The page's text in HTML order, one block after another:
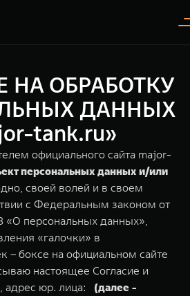
Модели
TANK 400
За пределы возможного
от 5 599 000 ₽
Покупателям
Владельцам
О дилере
НА ОБРАБОТКУ
ДАННЫХ
tank.ru»
официального сайта major-
персональных данных и/или
своей волей и в своем
с Федеральным законом от
«О персональных данных»,
«галочки» в
– боксе на официальном сайте
настоящее Согласие и
юр. лица: (далее -